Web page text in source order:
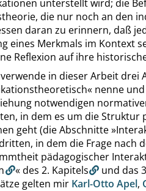
unterstellt wird; die
die nur noch an den
daran zu erinnern, daß
eines Merkmals im Kontext
Reflexion auf ihre
in dieser Arbeit drei
« nenne
notwendigen
in dem es um die Struktur
geht (die Abschnitte»
in dem die Frage nach
pädagogischer
«des 2. Kapitels und das
gelten mir Karl-Otto Apel,